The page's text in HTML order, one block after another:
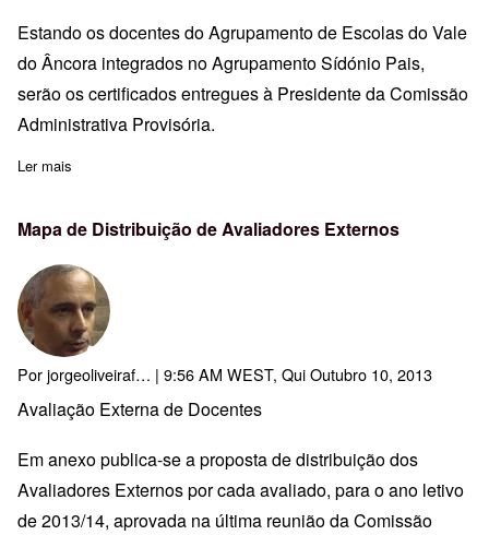
Estando os docentes do Agrupamento de Escolas do Vale
do Âncora integrados no Agrupamento Sídónio Pais,
serão os certificados entregues à Presidente da Comissão
Administrativa Provisória.
Ler mais
Mapa de Distribuição de Avaliadores Externos
Porjorgeoliveiraf… | 9:56 AM WEST, Qui Outubro 10, 2013
Avaliação Externa de Docentes
Em anexo publica-se a proposta de distribuição dos
Avaliadores Externos por cada avaliado, para o ano letivo
de 2013/14, aprovada na última reunião da Comissão